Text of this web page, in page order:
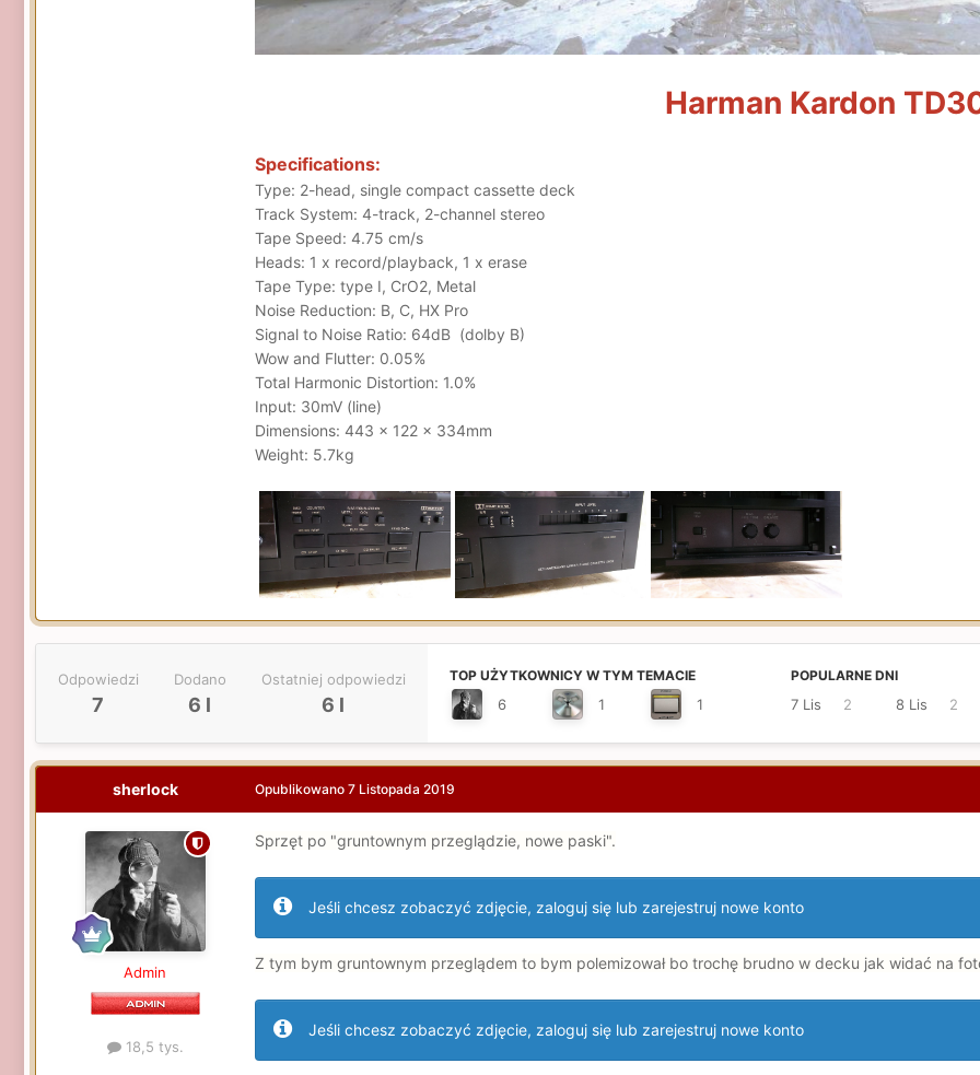
Harman Kardon
Specifications:
Type: 2-head, single compact cassette deck
Track System: 4-track, 2-channel stereo
Tape Speed: 4.75 cm/s
Heads: 1 x record/playback, 1 x erase
Tape Type: type I, CrO2, Metal
Noise Reduction: B, C, HX Pro
Signal to Noise Ratio: 64dB (dolby B)
Wow and Flutter: 0.05%
Total Harmonic Distortion: 1.0%
Input: 30mV (line)
Dimensions: 443 x 122 x 334mm
Weight: 5.7kg
Odpowiedzi
7
Dodano
6 l
Ostatniej odpowiedzi
6 l
TOP UŻYTKOWNICY W TYM TEMACIE
6 1 1
POPULARNE DNI
7 Lis 2 8 Lis 2
sherlock
Admin
18,5 tys.
Opublikowano 7 Listopada 2019
Sprzęt po "gruntownym przeglądzie, nowe paski".
Jeśli chcesz zobaczyć zdjęcie, zaloguj się lub zarejestruj nowe konto
Z tym bym gruntownym przeglądem to bym polemizował bo trochę brudno w decku jak widać na
Jeśli chcesz zobaczyć zdjęcie, zaloguj się lub zarejestruj nowe konto